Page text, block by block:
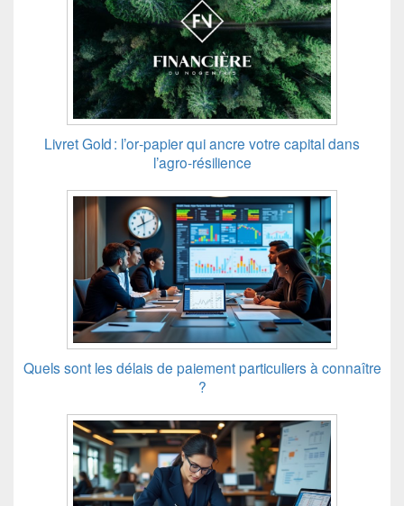
Livret Gold : l’or‑papier qui ancre votre capital dans
l’agro‑résilience
Quels sont les délais de paiement particuliers à connaître
?